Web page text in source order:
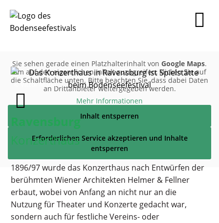
Sie sehen gerade einen Platzhalterinhalt von Google Maps.
Um auf den eigentlichen Inhalt zuzugreifen, klicken Sie auf
die Schaltfläche unten. Bitte beachten Sie, dass dabei Daten
an Drittanbieter weitergegeben werden.
Mehr Informationen
Inhalt entsperren
Erforderlichen Service akzeptieren und Inhalte
entsperren
© Victor Marin
Ravensburg
Konzerthaus
1896/97 wurde das Konzerthaus nach Entwürfen der
berühmten Wiener Architekten Helmer & Fellner
erbaut, wobei von Anfang an nicht nur an die
Nutzung für Theater und Konzerte gedacht war,
sondern auch für festliche Vereins- oder